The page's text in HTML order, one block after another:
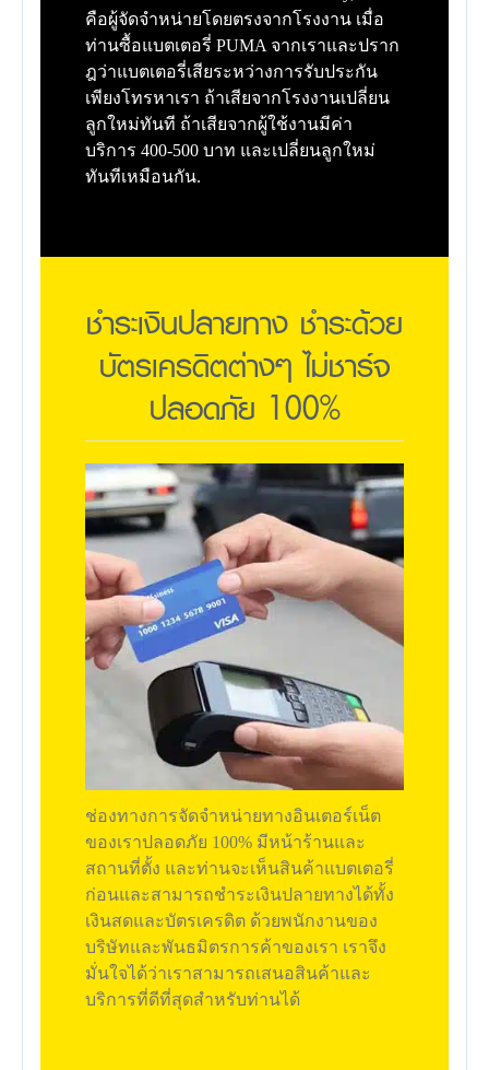
คือผู้จัดจำหน่ายโดยตรงจากโรงงาน เมื่อ
ท่านซื้อแบตเตอรี่ PUMA จากเราและปราก
ฎว่าแบตเตอรี่เสียระหว่างการรับประกัน
เพียงโทรหาเรา ถ้าเสียจากโรงงานเปลี่ยน
ลูกใหม่ทันที ถ้าเสียจากผู้ใช้งานมีค่า
บริการ 400-500 บาท และเปลี่ยนลูกใหม่
ทันทีเหมือนกัน.
ชำระเงินปลายทาง ชำระด้วย
บัตรเครดิตต่างๆ ไม่ชาร์จ
ปลอดภัย 100%
ช่องทางการจัดจำหน่ายทางอินเตอร์เน็ต
ของเราปลอดภัย 100% มีหน้าร้านและ
สถานที่ตั้ง และท่านจะเห็นสินค้าแบตเตอรี่
ก่อนและสามารถชำระเงินปลายทางได้ทั้ง
เงินสดและบัตรเครดิต ด้วยพนักงานของ
บริษัทและพันธมิตรการค้าของเรา เราจึง
มั่นใจได้ว่าเราสามารถเสนอสินค้าและ
บริการที่ดีที่สุดสำหรับท่านได้